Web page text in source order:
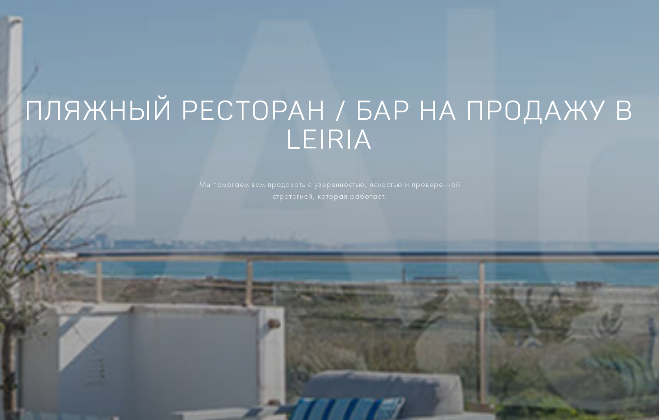
ПЛЯЖНЫЙ РЕСТОРАН / БАР НА ПРОДАЖУ В
LEIRIA
Мы помогаем вам продавать с уверенностью, ясностью и проверенной
стратегией, которая работает.